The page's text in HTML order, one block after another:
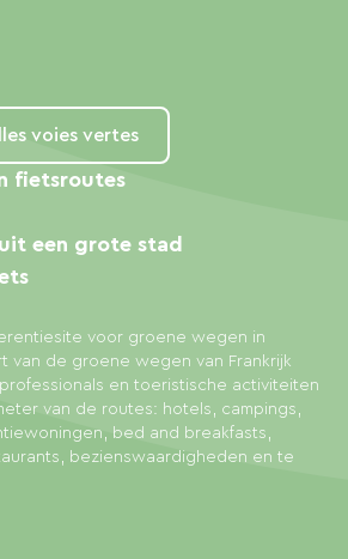
voies vertes
voor groene wegen in
van de groene wegen van Frankrijk
en toeristische activiteiten
van de routes: hotels, campings,
bed and breakfasts,
bezienswaardigheden en te
fietsroutes
een grote stad